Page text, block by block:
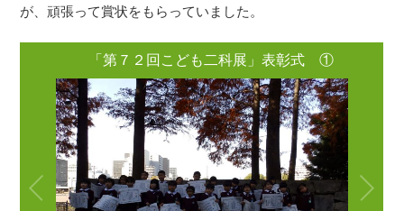
が、頑張って賞状をもらっていました。
「第７２回こども二科展」表彰式 ①